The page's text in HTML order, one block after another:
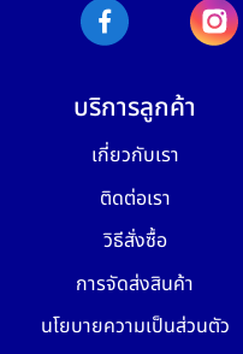
บริการลูกค้า
เกี่ยวกับเรา
ติดต่อเรา
วิธีสั่งซื้อ
การจัดส่งสินค้า
นโยบายความเป็นส่วนตัว